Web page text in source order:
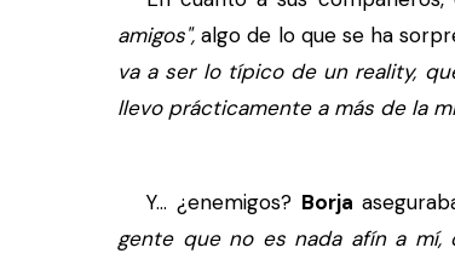
amigos", algo de lo que se ha
va a ser lo típico de un reality,
llevo prácticamente a más de la
Y... ¿enemigos? Borja
gente que no es nada afín a mí,